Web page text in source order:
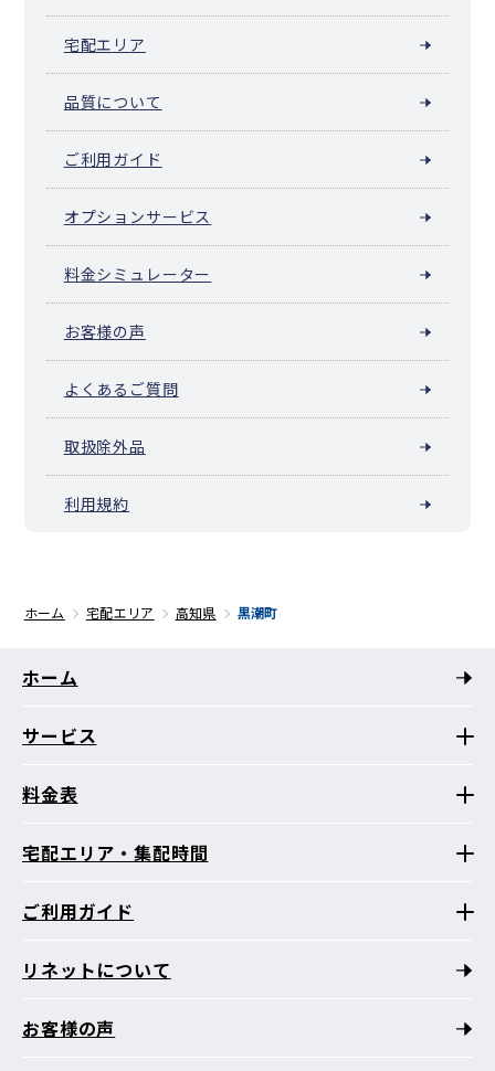
宅配エリア
品質について
ご利用ガイド
オプションサービス
料金シミュレーター
お客様の声
よくあるご質問
取扱除外品
利用規約
ホーム 宅配エリア 高知県 黒潮町
ホーム
サービス
料金表
宅配エリア・集配時間
ご利用ガイド
リネットについて
お客様の声